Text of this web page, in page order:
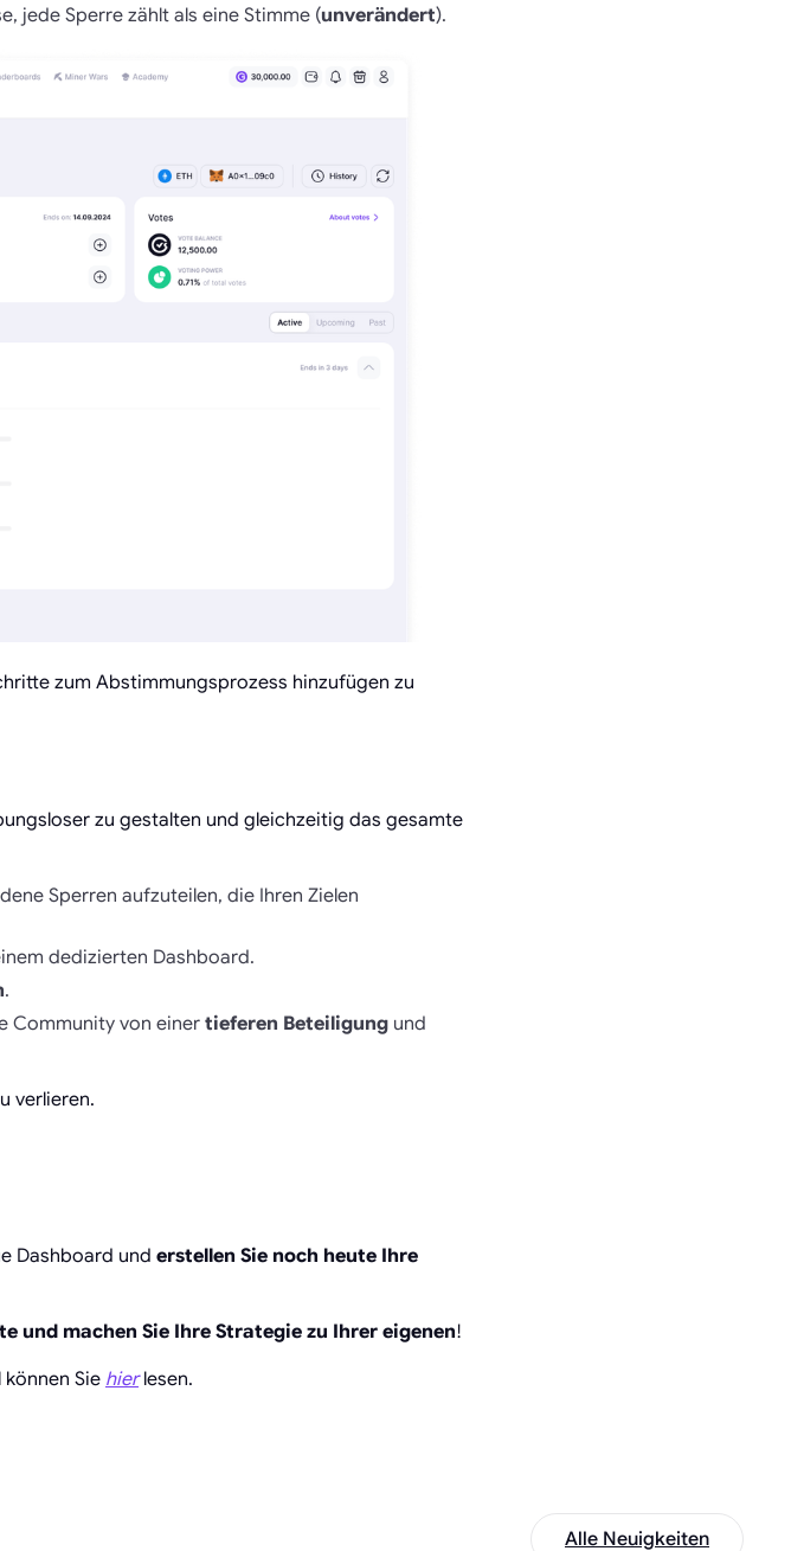
jede Sperre zählt als eine Stimme (unverändert).
zum Abstimmungsprozess hinzufügen zu
zu gestalten und gleichzeitig das gesamte
Sperren aufzuteilen, die Ihren Zielen
dedizierten Dashboard.
.
Community von einertieferen Beteiligung und
verlieren.
Dashboard und erstellen Sie noch heute Ihre
und machen Sie Ihre Strategie zu Ihrer eigenen!
Sie hierlesen.
Alle Neuigkeiten